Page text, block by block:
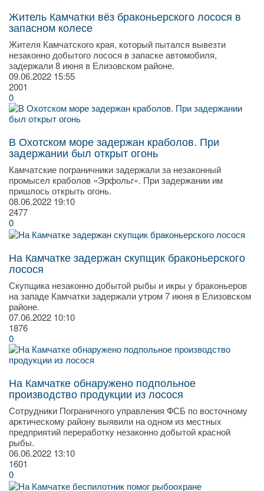
Житель Камчатки вёз браконьерского лосося в
запасном колесе
Жителя Камчатского края, который пытался вывезти
незаконно добытого лосося в запаске автомобиля,
задержали 8 июня в Елизовском районе.
09.06.2022 15:55
2001
0
В Охотском море задержан краболов. При
задержании был открыт огонь
Камчатские пограничники задержали за незаконный
промысел краболов «Эрфольг». При задержании им
пришлось открыть огонь.
08.06.2022 19:10
2477
0
На Камчатке задержан скупщик браконьерского
лосося
Скупщика незаконно добытой рыбы и икры у браконьеров
на западе Камчатки задержали утром 7 июня в Елизовском
районе.
07.06.2022 10:10
1876
0
На Камчатке обнаружено подпольное
производство продукции из лосося
Сотрудники Пограничного управления ФСБ по восточному
арктическому району выявили на одном из местных
предприятий переработку незаконно добытой красной
рыбы.
06.06.2022 13:10
1601
0